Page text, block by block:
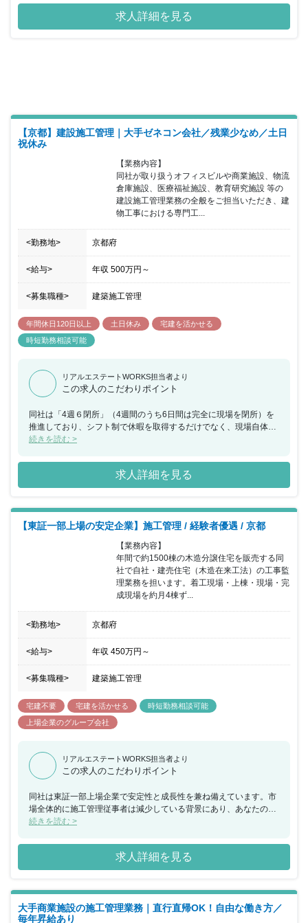
制度など女性のライフイベントにも沿った制度が整っております。
求人詳細を見る
【京都】建設施工管理｜大手ゼネコン会社／残業少なめ／土日
祝休み
【業務内容】
同社が取り扱うオフィスビルや商業施設、物流
倉庫施設、医療福祉施設、教育研究施設 等の
建設施工管理業務の全般をご担当いただき、建
物工事における専門工...
<勤務地> 京都府
<給与> 年収 500万円 ～
<募集職種> 建築施工管理
年間休日120日以上 土日休み
宅建を活かせる
時短勤務相談可能
リアルエステートWORKS担当者より
この求人のこだわりポイント
同社は「4週６閉所」（4週間のうち6日間は完全に現場を閉所）を
推進しており、シフト制で休暇を取得するだけでなく、現場自体を
閉所することで、協力会社社員も含めた業界全体の長時間労働改善
業時間約24時間と建設業界の中でも働きやすい就業環境を保ってい
続きを読む >
求人詳細を見る
【東証一部上場の安定企業】施工管理 / 経験者優遇 / 京都
【業務内容】
年間で約1500棟の木造分譲住宅を販売する同
社で自社・建売住宅（木造在来工法）の工事監
理業務を担います。着工現場・上棟・現場・完
成現場を約月4棟ず...
<勤務地> 京都府
<給与> 年収 450万円 ～
<募集職種> 建築施工管理
宅建不要 宅建を活かせる
時短勤務相談可能
上場企業のグループ会社
リアルエステートWORKS担当者より
この求人のこだわりポイント
同社は東証一部上場企業で安定性と成長性を兼ね備えています。市
場全体的に施工管理従事者は減少している背景にあり、あなたの力
を大手企業で存分に発揮することができます。今までのご経験を生
続きを読む >
求人詳細を見る
大手商業施設の施工管理業務｜直行直帰OK！自由な働き方／
毎年昇給あり